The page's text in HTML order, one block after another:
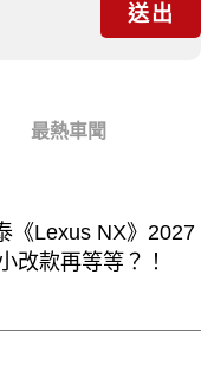
送出
最熱車聞
《Lexus NX》2027
改款再等等？！